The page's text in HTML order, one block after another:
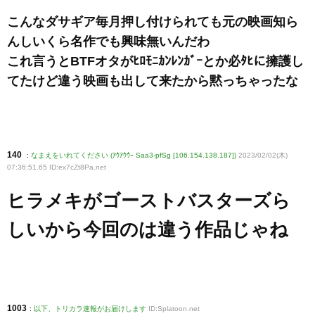
こんなダサギア毎月押し付けられても元の映画知ら
んしいくら名作でも興味無いんだわ
これ言うとBTFオタがﾋﾛﾓﾆｶﾝﾚﾝｶﾞｰとか必ﾀﾋに擁護し
てたけど違う映画も出して来たから黙っちゃったな
140 : なまえをいれてください (ｱｳｱｳｳｰ Saa3-pfSg [106.154.138.187]) 2023/02/02(木)
07:36:51.65 ID:ex7cZt8Pa .net
ヒラメキがゴーストバスターズら
しいから今回のは違う作品じゃね
1003 : 以下、トリカラ速報がお届けします ID:Splatoon.net